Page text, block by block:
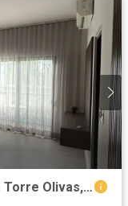
Departamento amueblado en renta Torre Olivas, Guadalupe, Monterrey, Estadio BBVA Rayados, Metro, Ave rapidas